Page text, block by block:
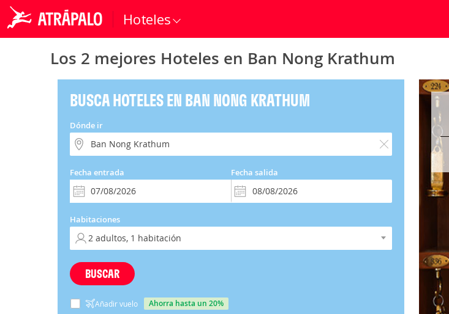
Hoteles
Los 2 mejores Hoteles en Ban Nong Krathum
BUSCA HOTELES EN BAN NONG KRATHUM
Dónde ir
Fecha entrada Fecha salida
Habitaciones
BUSCAR
Añadir vuelo ahorra hasta un 20%